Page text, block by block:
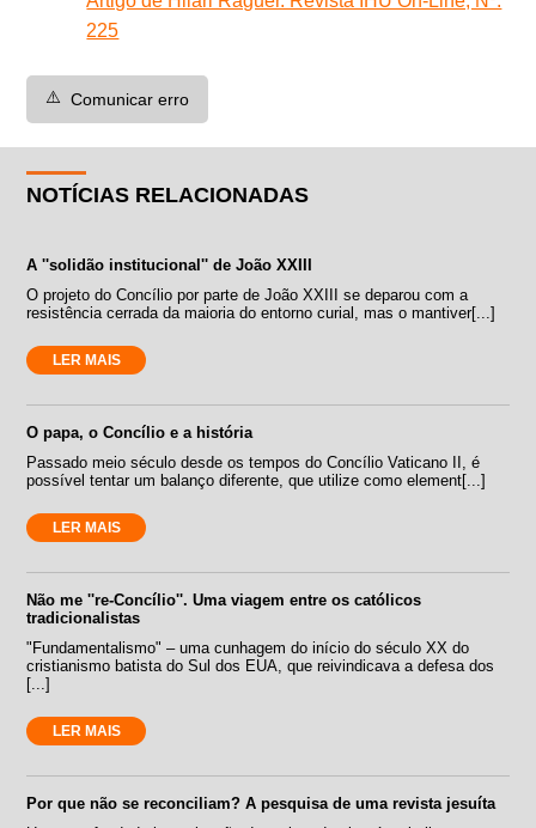
225
⚠️ Comunicar erro
NOTÍCIAS RELACIONADAS
A ''solidão institucional'' de João XXIII
O projeto do Concílio por parte de João XXIII se deparou com a
resistência cerrada da maioria do entorno curial, mas o mantiver[...]
LER MAIS
O papa, o Concílio e a história
Passado meio século desde os tempos do Concílio Vaticano II, é
possível tentar um balanço diferente, que utilize como element[...]
LER MAIS
Não me ''re-Concílio''. Uma viagem entre os católicos
tradicionalistas
"Fundamentalismo" – uma cunhagem do início do século XX do
cristianismo batista do Sul dos EUA, que reivindicava a defesa dos
[...]
LER MAIS
Por que não se reconciliam? A pesquisa de uma revista jesuíta